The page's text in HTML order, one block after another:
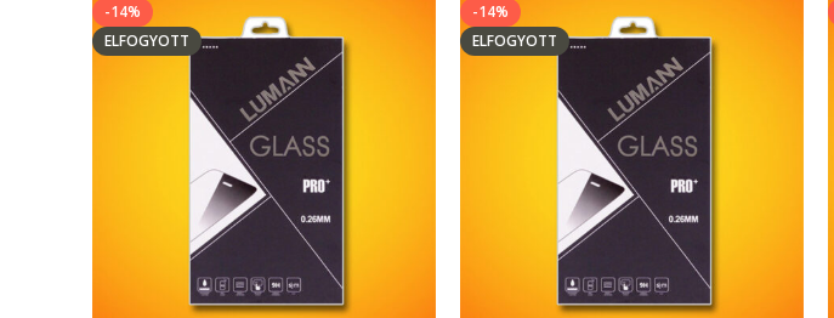
-14%
ELFOGYOTT
-14%
ELFOGYOTT